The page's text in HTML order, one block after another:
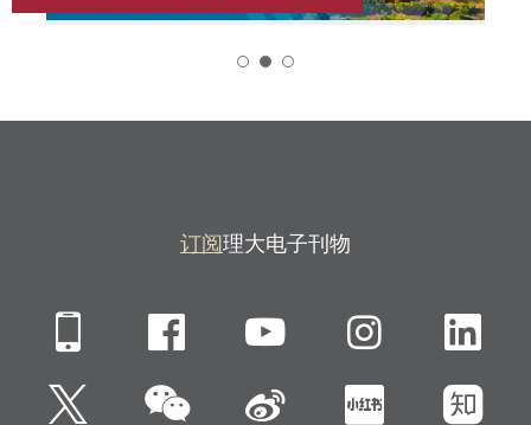
订阅理大电子刊物
Mobile FacebookYouTube
Twitter微信 新浪微博小红书知